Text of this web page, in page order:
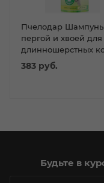
Пчелодар Шампунь
пергой и хвоей для
длинношерстных
250мл
383 руб.
Будьте в